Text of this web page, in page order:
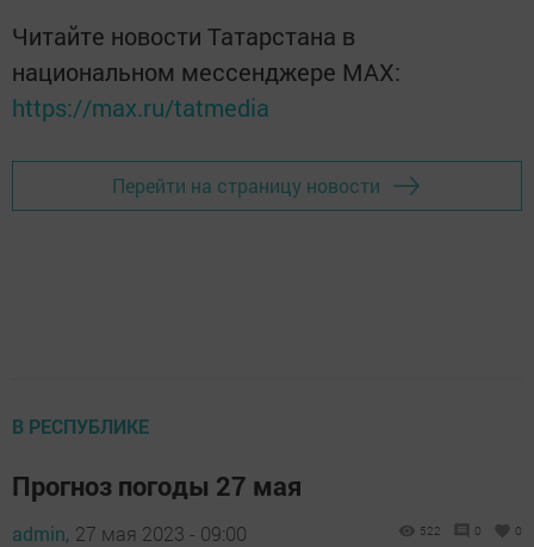
Читайте новости Татарстана в
национальном мессенджере MАХ:
https://max.ru/tatmedia
Перейти на страницу новости
В РЕСПУБЛИКЕ
Прогноз погоды 27 мая
admin, 27 мая 2023 - 09:00 522 0 0